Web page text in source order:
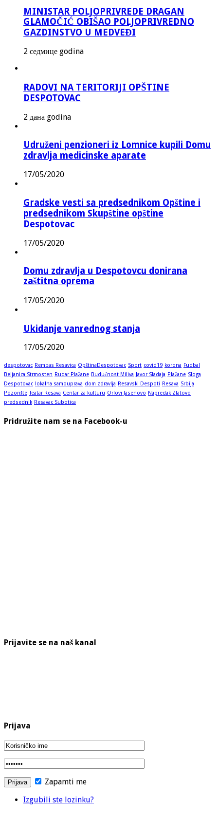
MINISTAR POLJOPRIVREDE DRAGAN
GLAMOČIĆ OBIŠAO POLJOPRIVREDNO
GAZDINSTVO U MEDVEĐI
2 седмице godina
RADOVI NA TERITORIJI OPŠTINE
DESPOTOVAC
2 дана godina
Udruženi penzioneri iz Lomnice kupili Domu
zdravlja medicinske aparate
17/05/2020
Gradske vesti sa predsednikom Opštine i
predsednikom Skupštine opštine
Despotovac
17/05/2020
Domu zdravlja u Despotovcu donirana
zaštitna oprema
17/05/2020
Ukidanje vanrednog stanja
17/05/2020
despotovac Rembas Resavica OpštinaDespotovac Sport covid19 korona Fudbal
Beljanica Strmosten Rudar Plažane Budućnost Miliva Javor Sladaja Plažane Sloga
Despotovac
lokalna samouprava dom zdravlja Resavski Despoti Resava Srbija
Pozorište Teatar Resava Centar za kulturu Orlovi Jasenovo Napredak Zlatovo
predsednik Resavac Subotica
Pridružite nam se na Facebook-u
Prijavite se na naš kanal
Prijava
Zapamti me
Izgubili ste lozinku?